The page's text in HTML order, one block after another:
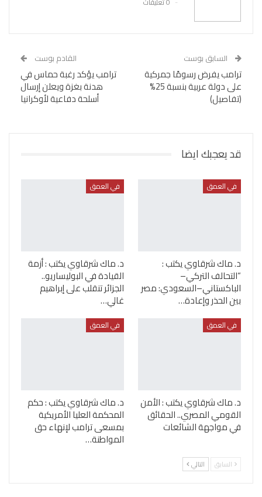
السابق بوست
ترامب يفرض رسومًا جمركية
على دولة عربية بنسبة 25%
(تفاصيل)
القادم بوست
ترامب يؤكد رغبة حماس في
هدنة بغزة ويعلن إرسال
أسلحة دفاعية لأوكرانيا
قد يعجبك ايضا
في العمق
د. ماك شرقاوي يكتب :
“التحالف التركي–
الباكستاني–السعودي: مصر
بين الحذر وإعادة…
في العمق
د. ماك شرقاوي يكتب : أزمة
القيادة في البوليساريو..
الجزائر تنقلب على إبراهيم
غالي…
في العمق
د. ماك شرقاوي يكتب : الأمن
القومي المصري.. الحقائق
في مواجهة الشائعات
في العمق
د. ماك شرقاوي يكتب : حكم
المحكمة العليا الأمريكية
بمسعى ترامب لإنهاء حق
المواطنة…
السابق التالي